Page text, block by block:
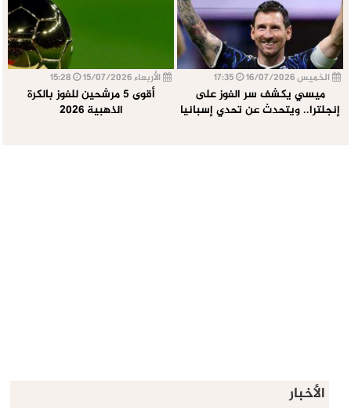
الخميس 16/07/2026
ميسي يكشف سر الفوز على
إنجلترا.. ويتحدث عن تحدي إسبانيا
الأربعاء 15/07/2026
أقوى 5 مرشحين للفوز بالكرة
الذهبية 2026
الأخبار